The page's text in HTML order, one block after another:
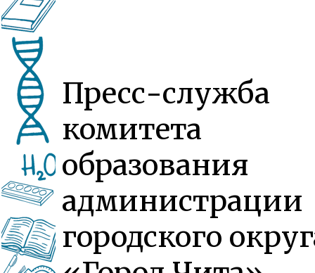
Пресс-служба
комитета
образования
администрации
городского